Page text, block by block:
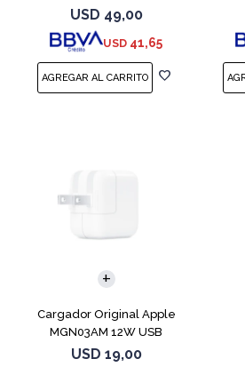
MD819AM
USD 49,00
USD 41,65
Cargador Original Apple
MGN03AM 12W USB
USD 19,00